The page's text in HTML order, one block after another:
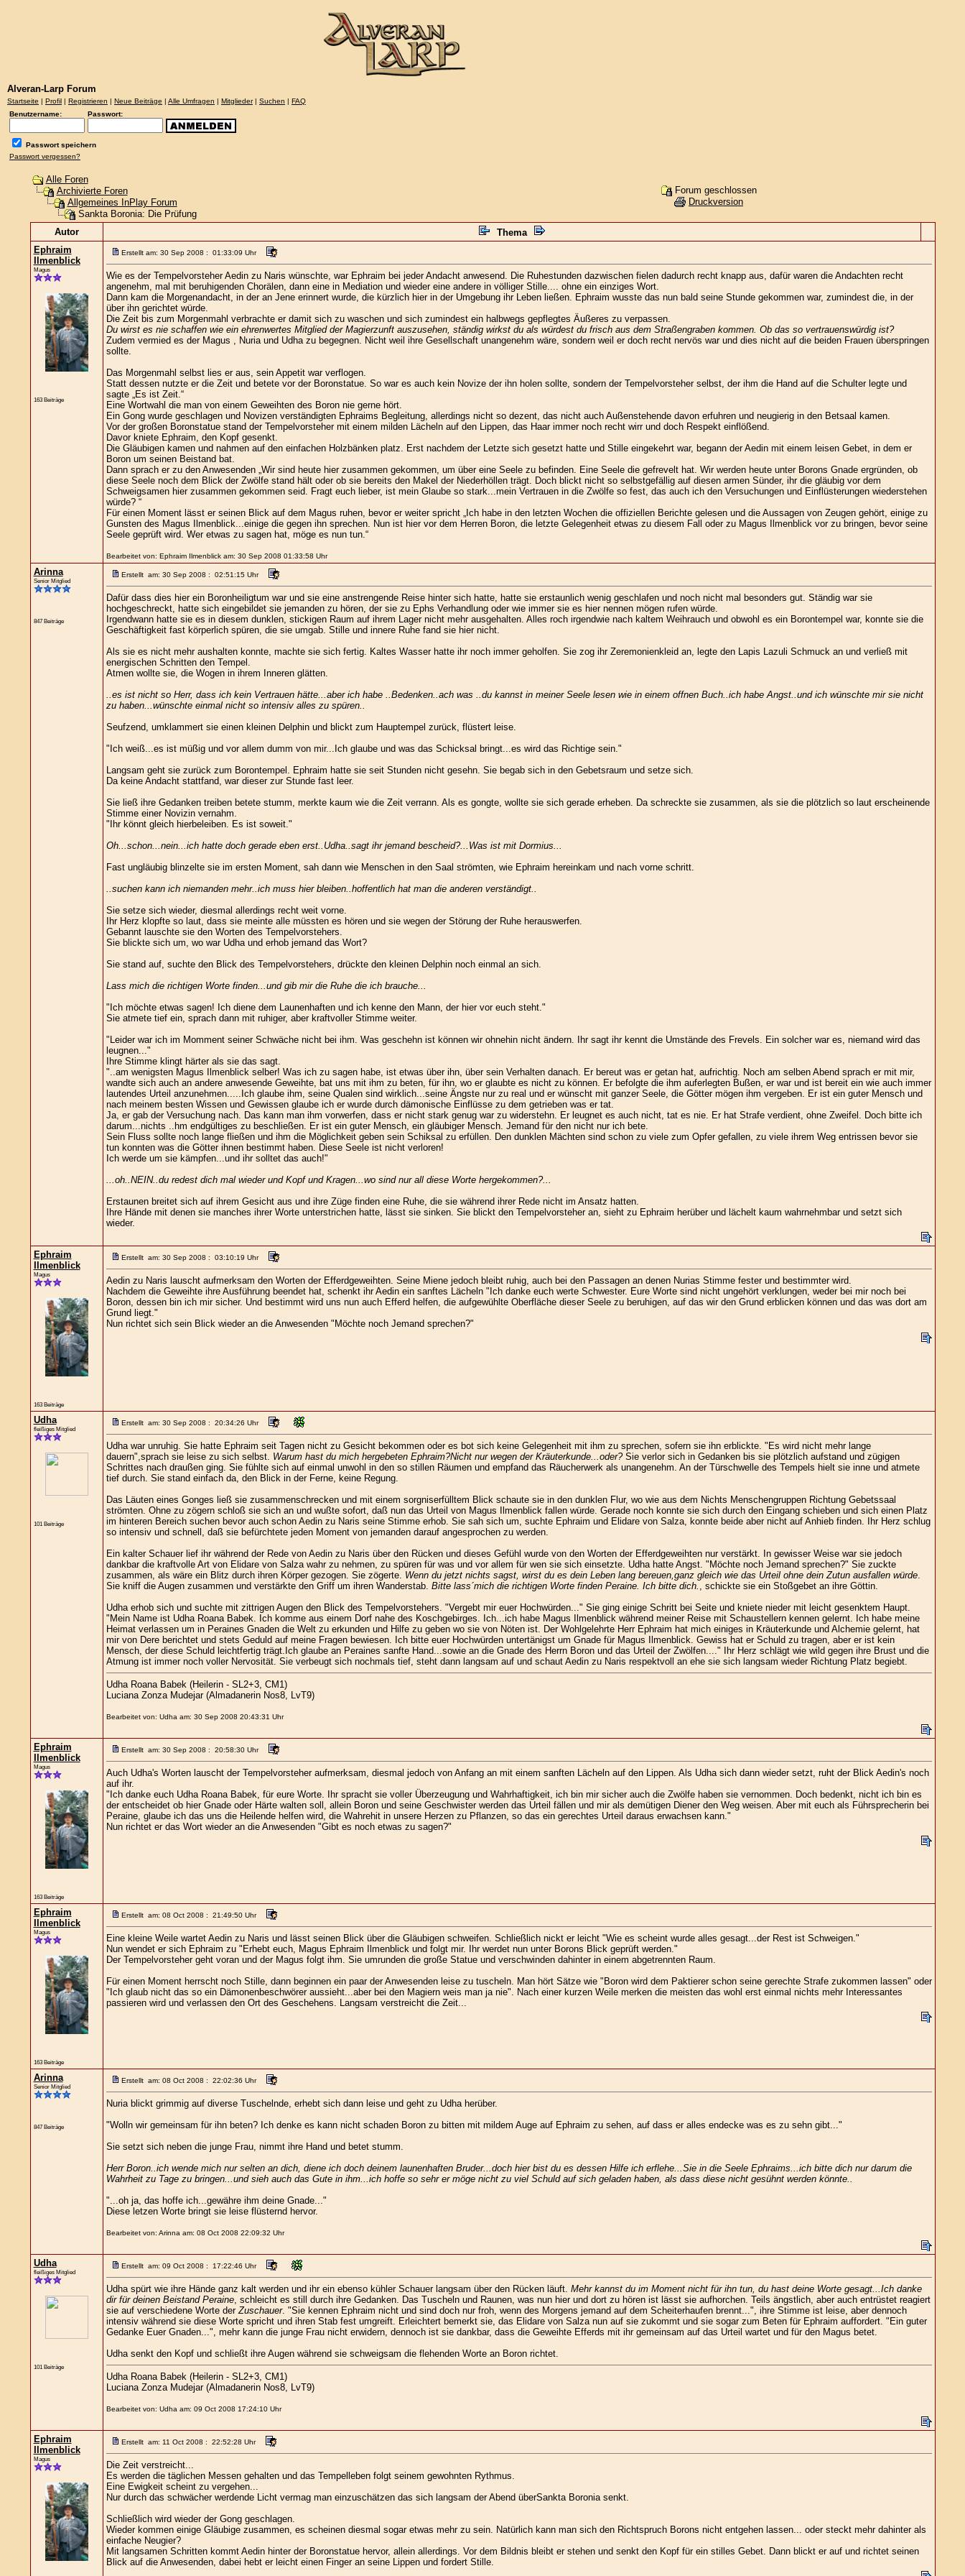
Alveran-Larp Forum
Startseite | Profil | Registrieren | Neue Beiträge | Alle Umfragen | Mitglieder| Suchen | FAQ
Benutzername:
Passwort:
Passwort speichern
Passwort vergessen?
Alle Foren
Archivierte Foren
Allgemeines InPlay Forum
Sankta Boronia: Die Prüfung
Forum geschlossen
Druckversion
Autor
Thema
Ephraim
Ilmenblick
Magus
163 Beiträge
Erstellt am: 30 Sep 2008 : 01:33:09 Uhr
Wie es der Tempelvorsteher Aedin zu Naris wünschte, war Ephraim bei jeder Andacht anwesend. Die Ruhestunden dazwischen fielen dadurch recht knapp aus, dafür waren die Andachten recht
angenehm, mal mit beruhigenden Chorälen, dann eine in Mediation und wieder eine andere in völliger Stille.... ohne ein einziges Wort.
Dann kam die Morgenandacht, in der an Jene erinnert wurde, die kürzlich hier in der Umgebung ihr Leben ließen. Ephraim wusste das nun bald seine Stunde gekommen war, zumindest die, in der
über ihn gerichtet würde.
Die Zeit bis zum Morgenmahl verbrachte er damit sich zu waschen und sich zumindest ein halbwegs gepflegtes Äußeres zu verpassen.
Du wirst es nie schaffen wie ein ehrenwertes Mitglied der Magierzunft auszusehen, ständig wirkst du als würdest du frisch aus dem Straßengraben kommen. Ob das so vertrauenswürdig ist?
Zudem vermied es der Magus , Nuria und Udha zu begegnen. Nicht weil ihre Gesellschaft unangenehm wäre, sondern weil er doch recht nervös war und dies nicht auf die beiden Frauen überspringen
sollte.
Das Morgenmahl selbst lies er aus, sein Appetit war verflogen.
Statt dessen nutzte er die Zeit und betete vor der Boronstatue. So war es auch kein Novize der ihn holen sollte, sondern der Tempelvorsteher selbst, der ihm die Hand auf die Schulter legte und
sagte „Es ist Zeit.“
Eine Wortwahl die man von einem Geweihten des Boron nie gerne hört.
Ein Gong wurde geschlagen und Novizen verständigten Ephraims Begleitung, allerdings nicht so dezent, das nicht auch Außenstehende davon erfuhren und neugierig in den Betsaal kamen.
Vor der großen Boronstatue stand der Tempelvorsteher mit einem milden Lächeln auf den Lippen, das Haar immer noch recht wirr und doch Respekt einflößend.
Davor kniete Ephraim, den Kopf gesenkt.
Die Gläubigen kamen und nahmen auf den einfachen Holzbänken platz. Erst nachdem der Letzte sich gesetzt hatte und Stille eingekehrt war, begann der Aedin mit einem leisen Gebet, in dem er
Boron um seinen Beistand bat.
Dann sprach er zu den Anwesenden „Wir sind heute hier zusammen gekommen, um über eine Seele zu befinden. Eine Seele die gefrevelt hat. Wir werden heute unter Borons Gnade ergründen, ob
diese Seele noch dem Blick der Zwölfe stand hält oder ob sie bereits den Makel der Niederhöllen trägt. Doch blickt nicht so selbstgefällig auf diesen armen Sünder, ihr die gläubig vor dem
Schweigsamen hier zusammen gekommen seid. Fragt euch lieber, ist mein Glaube so stark...mein Vertrauen in die Zwölfe so fest, das auch ich den Versuchungen und Einflüsterungen wiederstehen
würde? “
Für einen Moment lässt er seinen Blick auf dem Magus ruhen, bevor er weiter spricht „Ich habe in den letzten Wochen die offiziellen Berichte gelesen und die Aussagen von Zeugen gehört, einige zu
Gunsten des Magus Ilmenblick...einige die gegen ihn sprechen. Nun ist hier vor dem Herren Boron, die letzte Gelegenheit etwas zu diesem Fall oder zu Magus Ilmenblick vor zu bringen, bevor seine
Seele geprüft wird. Wer etwas zu sagen hat, möge es nun tun.“
Bearbeitet von: Ephraim Ilmenblick am: 30 Sep 2008 01:33:58 Uhr
Arinna
Senior Mitglied
847 Beiträge
Erstellt am: 30 Sep 2008 : 02:51:15 Uhr
Dafür dass dies hier ein Boronheiligtum war und sie eine anstrengende Reise hinter sich hatte, hatte sie erstaunlich wenig geschlafen und noch nicht mal besonders gut. Ständig war sie
hochgeschreckt, hatte sich eingebildet sie jemanden zu hören, der sie zu Ephs Verhandlung oder wie immer sie es hier nennen mögen rufen würde.
Irgendwann hatte sie es in diesem dunklen, stickigen Raum auf ihrem Lager nicht mehr ausgehalten. Alles roch irgendwie nach kaltem Weihrauch und obwohl es ein Borontempel war, konnte sie die
Geschäftigkeit fast körperlich spüren, die sie umgab. Stille und innere Ruhe fand sie hier nicht.
Als sie es nicht mehr aushalten konnte, machte sie sich fertig. Kaltes Wasser hatte ihr noch immer geholfen. Sie zog ihr Zeremonienkleid an, legte den Lapis Lazuli Schmuck an und verließ mit
energischen Schritten den Tempel.
Atmen wollte sie, die Wogen in ihrem Inneren glätten.
..es ist nicht so Herr, dass ich kein Vertrauen hätte...aber ich habe ..Bedenken..ach was ..du kannst in meiner Seele lesen wie in einem offnen Buch..ich habe Angst..und ich wünschte mir sie nicht
zu haben...wünschte einmal nicht so intensiv alles zu spüren..
Seufzend, umklammert sie einen kleinen Delphin und blickt zum Hauptempel zurück, flüstert leise.
"Ich weiß...es ist müßig und vor allem dumm von mir...Ich glaube und was das Schicksal bringt...es wird das Richtige sein."
Langsam geht sie zurück zum Borontempel. Ephraim hatte sie seit Stunden nicht gesehn. Sie begab sich in den Gebetsraum und setze sich.
Da keine Andacht stattfand, war dieser zur Stunde fast leer.
Sie ließ ihre Gedanken treiben betete stumm, merkte kaum wie die Zeit verrann. Als es gongte, wollte sie sich gerade erheben. Da schreckte sie zusammen, als sie die plötzlich so laut erscheinende
Stimme einer Novizin vernahm.
"Ihr könnt gleich hierbeleiben. Es ist soweit."
Oh...schon...nein...ich hatte doch gerade eben erst..Udha..sagt ihr jemand bescheid?...Was ist mit Dormius...
Fast ungläubig blinzelte sie im ersten Moment, sah dann wie Menschen in den Saal strömten, wie Ephraim hereinkam und nach vorne schritt.
..suchen kann ich niemanden mehr..ich muss hier bleiben..hoffentlich hat man die anderen verständigt..
Sie setze sich wieder, diesmal allerdings recht weit vorne.
Ihr Herz klopfte so laut, dass sie meinte alle müssten es hören und sie wegen der Störung der Ruhe herauswerfen.
Gebannt lauschte sie den Worten des Tempelvorstehers.
Sie blickte sich um, wo war Udha und erhob jemand das Wort?
Sie stand auf, suchte den Blick des Tempelvorstehers, drückte den kleinen Delphin noch einmal an sich.
Lass mich die richtigen Worte finden...und gib mir die Ruhe die ich brauche...
"Ich möchte etwas sagen! Ich diene dem Launenhaften und ich kenne den Mann, der hier vor euch steht."
Sie atmete tief ein, sprach dann mit ruhiger, aber kraftvoller Stimme weiter.
"Leider war ich im Momment seiner Schwäche nicht bei ihm. Was geschehn ist können wir ohnehin nicht ändern. Ihr sagt ihr kennt die Umstände des Frevels. Ein solcher war es, niemand wird das
leugnen..."
Ihre Stimme klingt härter als sie das sagt.
"..am wenigsten Magus Ilmenblick selber! Was ich zu sagen habe, ist etwas über ihn, über sein Verhalten danach. Er bereut was er getan hat, aufrichtig. Noch am selben Abend sprach er mit mir,
wandte sich auch an andere anwesende Geweihte, bat uns mit ihm zu beten, für ihn, wo er glaubte es nicht zu können. Er befolgte die ihm auferlegten Bußen, er war und ist bereit ein wie auch immer
lautendes Urteil anzunehmen.....Ich glaube ihm, seine Qualen sind wirklich...seine Ängste nur zu real und er wünscht mit ganzer Seele, die Götter mögen ihm vergeben. Er ist ein guter Mensch und
nach meinem besten Wissen und Gewissen glaube ich er wurde durch dämonische Einflüsse zu dem getrieben was er tat.
Ja, er gab der Versuchung nach. Das kann man ihm vorwerfen, dass er nicht stark genug war zu widerstehn. Er leugnet es auch nicht, tat es nie. Er hat Strafe verdient, ohne Zweifel. Doch bitte ich
darum...nichts ..hm endgültiges zu beschließen. Er ist ein guter Mensch, ein gläubiger Mensch. Jemand für den nicht nur ich bete.
Sein Fluss sollte noch lange fließen und ihm die Möglichkeit geben sein Schiksal zu erfüllen. Den dunklen Mächten sind schon zu viele zum Opfer gefallen, zu viele ihrem Weg entrissen bevor sie
tun konnten was die Götter ihnen bestimmt haben. Diese Seele ist nicht verloren!
Ich werde um sie kämpfen...und ihr solltet das auch!"
...oh..NEIN..du redest dich mal wieder und Kopf und Kragen...wo sind nur all diese Worte hergekommen?...
Erstaunen breitet sich auf ihrem Gesicht aus und ihre Züge finden eine Ruhe, die sie während ihrer Rede nicht im Ansatz hatten.
Ihre Hände mit denen sie manches ihrer Worte unterstrichen hatte, lässt sie sinken. Sie blickt den Tempelvorsteher an, sieht zu Ephraim herüber und lächelt kaum wahrnehmbar und setzt sich
wieder.
Ephraim
Ilmenblick
Magus
163 Beiträge
Erstellt am: 30 Sep 2008 : 03:10:19 Uhr
Aedin zu Naris lauscht aufmerksam den Worten der Efferdgeweihten. Seine Miene jedoch bleibt ruhig, auch bei den Passagen an denen Nurias Stimme fester und bestimmter wird.
Nachdem die Geweihte ihre Ausführung beendet hat, schenkt ihr Aedin ein sanftes Lächeln "Ich danke euch werte Schwester. Eure Worte sind nicht ungehört verklungen, weder bei mir noch bei
Boron, dessen bin ich mir sicher. Und bestimmt wird uns nun auch Efferd helfen, die aufgewühlte Oberfläche dieser Seele zu beruhigen, auf das wir den Grund erblicken können und das was dort am
Grund liegt."
Nun richtet sich sein Blick wieder an die Anwesenden "Möchte noch Jemand sprechen?"
Udha
fleißiges Mitglied
101 Beiträge
Erstellt am: 30 Sep 2008 : 20:34:26 Uhr
Udha war unruhig. Sie hatte Ephraim seit Tagen nicht zu Gesicht bekommen oder es bot sich keine Gelegenheit mit ihm zu sprechen, sofern sie ihn erblickte. "Es wird nicht mehr lange
dauern",sprach sie leise zu sich selbst. Warum hast du mich hergebeten Ephraim?Nicht nur wegen der Kräuterkunde...oder?Sie verlor sich in Gedanken bis sie plötzlich aufstand und zügigen
Schrittes nach draußen ging. Sie fühlte sich auf einmal unwohl in den so stillen Räumen und empfand das Räucherwerk als unangenehm. An der Türschwelle des Tempels hielt sie inne und atmete
tief durch. Sie stand einfach da, den Blick in der Ferne, keine Regung.
Das Läuten eines Gonges ließ sie zusammenschrecken und mit einem sorgniserfülltem Blick schaute sie in den dunklen Flur, wo wie aus dem Nichts Menschengruppen Richtung Gebetssaal
strömten. Ohne zu zögern schloß sie sich an und wußte sofort, daß nun das Urteil von Magus Ilmenblick fallen würde. Gerade noch konnte sie sich durch den Eingang schieben und sich einen Platz
im hinteren Bereich suchen bevor auch schon Aedin zu Naris seine Stimme erhob. Sie sah sich um, suchte Ephraim und Elidare von Salza, konnte beide aber nicht auf Anhieb finden. Ihr Herz schlug
so intensiv und schnell, daß sie befürchtete jeden Moment von jemanden darauf angesprochen zu werden.
Ein kalter Schauer lief ihr während der Rede von Aedin zu Naris über den Rücken und dieses Gefühl wurde von den Worten der Efferdgeweihten nur verstärkt. In gewisser Weise war sie jedoch
dankbar die kraftvolle Art von Elidare von Salza wahr zu nehmen, zu spüren für was und vor allem für wen sie sich einsetzte. Udha hatte Angst. "Möchte noch Jemand sprechen?" Sie zuckte
zusammen, als wäre ein Blitz durch ihren Körper gezogen. Sie zögerte. Wenn du jetzt nichts sagst, wirst du es dein Leben lang bereuen,ganz gleich wie das Urteil ohne dein Zutun ausfallen würde.
Sie kniff die Augen zusammen und verstärkte den Griff um ihren Wanderstab. Bitte lass´mich die richtigen Worte finden Peraine. Ich bitte dich. , schickte sie ein Stoßgebet an ihre Göttin.
Udha erhob sich und suchte mit zittrigen Augen den Blick des Tempelvorstehers. "Vergebt mir euer Hochwürden..." Sie ging einige Schritt bei Seite und kniete nieder mit leicht gesenktem Haupt.
"Mein Name ist Udha Roana Babek. Ich komme aus einem Dorf nahe des Koschgebirges. Ich...ich habe Magus Ilmenblick während meiner Reise mit Schaustellern kennen gelernt. Ich habe meine
Heimat verlassen um in Peraines Gnaden die Welt zu erkunden und Hilfe zu geben wo sie von Nöten ist. Der Wohlgelehrte Herr Ephraim hat mich einiges in Kräuterkunde und Alchemie gelernt, hat
mir von Dere berichtet und stets Geduld auf meine Fragen bewiesen. Ich bitte euer Hochwürden untertänigst um Gnade für Magus Ilmenblick. Gewiss hat er Schuld zu tragen, aber er ist kein
Mensch, der diese Schuld leichtfertig trägt.Ich glaube an Peraines sanfte Hand...sowie an die Gnade des Herrn Boron und das Urteil der Zwölfen...." Ihr Herz schlägt wie wild gegen ihre Brust und die
Atmung ist immer noch voller Nervosität. Sie verbeugt sich nochmals tief, steht dann langsam auf und schaut Aedin zu Naris respektvoll an ehe sie sich langsam wieder Richtung Platz begiebt.
Udha Roana Babek (Heilerin - SL2+3, CM1)
Luciana Zonza Mudejar (Almadanerin Nos8, LvT9)
Bearbeitet von: Udha am: 30 Sep 2008 20:43:31 Uhr
Ephraim
Ilmenblick
Magus
163 Beiträge
Erstellt am: 30 Sep 2008 : 20:58:30 Uhr
Auch Udha's Worten lauscht der Tempelvorsteher aufmerksam, diesmal jedoch von Anfang an mit einem sanften Lächeln auf den Lippen. Als Udha sich dann wieder setzt, ruht der Blick Aedin's noch
auf ihr.
"Ich danke euch Udha Roana Babek, für eure Worte. Ihr spracht sie voller Überzeugung und Wahrhaftigkeit, ich bin mir sicher auch die Zwölfe haben sie vernommen. Doch bedenkt, nicht ich bin es
der entscheidet ob hier Gnade oder Härte walten soll, allein Boron und seine Geschwister werden das Urteil fällen und mir als demütigen Diener den Weg weisen. Aber mit euch als Führsprecherin bei
Peraine, glaube ich das uns die Heilende helfen wird, die Wahrehit in unsere Herzen zu Pflanzen, so das ein gerechtes Urteil daraus erwachsen kann."
Nun richtet er das Wort wieder an die Anwesenden "Gibt es noch etwas zu sagen?"
Ephraim
Ilmenblick
Magus
163 Beiträge
Erstellt am: 08 Oct 2008 : 21:49:50 Uhr
Eine kleine Weile wartet Aedin zu Naris und lässt seinen Blick über die Gläubigen schweifen. Schließlich nickt er leicht "Wie es scheint wurde alles gesagt...der Rest ist Schweigen."
Nun wendet er sich Ephraim zu "Erhebt euch, Magus Ephraim Ilmenblick und folgt mir. Ihr werdet nun unter Borons Blick geprüft werden."
Der Tempelvorsteher geht voran und der Magus folgt ihm. Sie umrunden die große Statue und verschwinden dahinter in einem abgetrennten Raum.
Für einen Moment herrscht noch Stille, dann beginnen ein paar der Anwesenden leise zu tuscheln. Man hört Sätze wie "Boron wird dem Paktierer schon seine gerechte Strafe zukommen lassen" oder
"Ich glaub nicht das so ein Dämonenbeschwörer aussieht...aber bei den Magiern weis man ja nie". Nach einer kurzen Weile merken die meisten das wohl erst einmal nichts mehr Interessantes
passieren wird und verlassen den Ort des Geschehens. Langsam verstreicht die Zeit...
Arinna
Senior Mitglied
847 Beiträge
Erstellt am: 08 Oct 2008 : 22:02:36 Uhr
Nuria blickt grimmig auf diverse Tuschelnde, erhebt sich dann leise und geht zu Udha herüber.
"Wolln wir gemeinsam für ihn beten? Ich denke es kann nicht schaden Boron zu bitten mit mildem Auge auf Ephraim zu sehen, auf dass er alles endecke was es zu sehn gibt..."
Sie setzt sich neben die junge Frau, nimmt ihre Hand und betet stumm.
Herr Boron..ich wende mich nur selten an dich, diene ich doch deinem launenhaften Bruder...doch hier bist du es dessen Hilfe ich erflehe...Sie in die Seele Ephraims...ich bitte dich nur darum die
Wahrheit zu Tage zu bringen...und sieh auch das Gute in ihm...ich hoffe so sehr er möge nicht zu viel Schuld auf sich geladen haben, als dass diese nicht gesühnt werden könnte..
"...oh ja, das hoffe ich...gewähre ihm deine Gnade..."
Diese letzen Worte bringt sie leise flüsternd hervor.
Bearbeitet von: Arinna am: 08 Oct 2008 22:09:32 Uhr
Udha
fleißiges Mitglied
101 Beiträge
Erstellt am: 09 Oct 2008 : 17:22:46 Uhr
Udha spürt wie ihre Hände ganz kalt werden und ihr ein ebenso kühler Schauer langsam über den Rücken läuft. Mehr kannst du im Moment nicht für ihn tun, du hast deine Worte gesagt...Ich danke
dir für deinen Beistand Peraine, schleicht es still durch ihre Gedanken. Das Tuscheln und Raunen, was nun hier und dort zu hören ist lässt sie aufhorchen. Teils ängstlich, aber auch entrüstet reagiert
sie auf verschiedene Worte derZuschauer. "Sie kennen Ephraim nicht und sind doch nur froh, wenn des Morgens jemand auf dem Scheiterhaufen brennt...", ihre Stimme ist leise, aber dennoch
intensiv während sie diese Worte spricht und ihren Stab fest umgreift. Erleichtert bemerkt sie, das Elidare von Salza nun auf sie zukommt und sie sogar zum Beten für Ephraim auffordert. "Ein guter
Gedanke Euer Gnaden...", mehr kann die junge Frau nicht erwidern, dennoch ist sie dankbar, dass die Geweihte Efferds mit ihr gemeinsam auf das Urteil wartet und für den Magus betet.
Udha senkt den Kopf und schließt ihre Augen während sie schweigsam die flehenden Worte an Boron richtet.
Udha Roana Babek (Heilerin - SL2+3, CM1)
Luciana Zonza Mudejar (Almadanerin Nos8, LvT9)
Bearbeitet von: Udha am: 09 Oct 2008 17:24:10 Uhr
Ephraim
Ilmenblick
Magus
Erstellt am: 11 Oct 2008 : 22:52:28 Uhr
Die Zeit verstreicht...
Es werden die täglichen Messen gehalten und das Tempelleben folgt seinem gewohnten Rythmus.
Eine Ewigkeit scheint zu vergehen...
Nur durch das schwächer werdende Licht vermag man einzuschätzen das sich langsam der Abend überSankta Boronia senkt.
Schließlich wird wieder der Gong geschlagen.
Wieder kommen einige Gläubige zusammen, es scheinen diesmal sogar etwas mehr zu sein. Natürlich kann man sich den Richtspruch Borons nicht entgehen lassen... oder steckt mehr dahinter als
einfache Neugier?
Mit langsamen Schritten kommt Aedin hinter der Boronstatue hervor, allein allerdings. Vor dem Bildnis bleibt er stehen und senkt den Kopf für ein stilles Gebet. Dann blickt er auf und richtet seinen
Blick auf die Anwesenden, dabei hebt er leicht einen Finger an seine Lippen und fordert Stille.